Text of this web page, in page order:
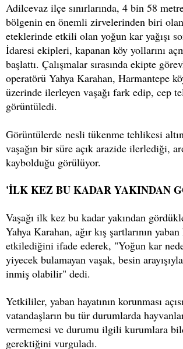
Adilcevaz ilçe sınırlarında, 4 bin 58
bölgenin en önemli zirvelerinden biri
eteklerinde etkili olan yoğun kar yağışı
İdaresi ekipleri, kapanan köy yollarını
başlattı. Çalışmalar sırasında ekipte
operatörü Yahya Karahan, Harmantepe
üzerinde ilerleyen vaşağı fark edip, cep
görüntüledi.
Görüntülerde nesli tükenme tehlikesi
vaşağın bir süre açık arazide ilerlediği,
kaybolduğu görülüyor.
'İLK KEZ BU KADAR YAKINDAN
Vaşağı ilk kez bu kadar yakından
Yahya Karahan, ağır kış şartlarının
etkilediğini ifade ederek, "Yoğun kar
yiyecek bulamayan vaşak, besin
inmiş olabilir" dedi.
Yetkililer, yaban hayatının korunması
vatandaşların bu tür durumlarda
vermemesi ve durumu ilgili kurumlara
gerektiğini vurguladı.